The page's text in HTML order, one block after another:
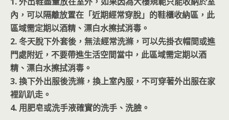
內，可以隔離放置在「近期經常穿脫」的鞋櫃收納區，此
區域需定期以酒精、漂白水擦拭消毒。
2. 冬天脫下外套後，無法經常洗滌，可以先掛衣帽間或進
門處附近，不要帶進生活空間當中，此區域需定期以酒
精、漂白水擦拭消毒。
3. 換下外出服後洗滌，換上室內服，不可穿著外出服在家
裡趴趴走。
4. 用肥皂或洗手液確實的洗手、洗臉。